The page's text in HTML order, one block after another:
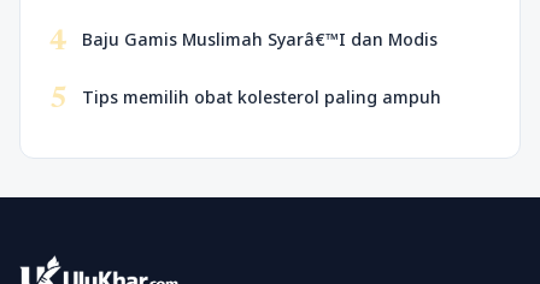
4 Baju Gamis Muslimah Syarâ€™I dan Modis
5 Tips memilih obat kolesterol paling ampuh